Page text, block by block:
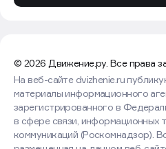
© 2026 Движение.ру. Все права
На веб-сайте dvizhenie.ru
материалы информационного
зарегистрированного в
в сфере связи, информационных
коммуникаций (Роскомнадзор).